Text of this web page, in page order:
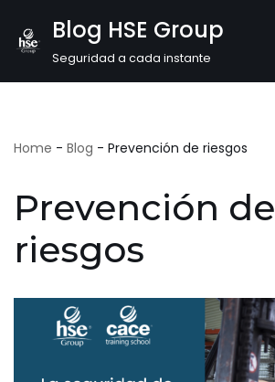
Saltar
Blog HSE Group
Seguridad a cada instante
Home - Blog - Prevención de riesgos
Prevención de
riesgos